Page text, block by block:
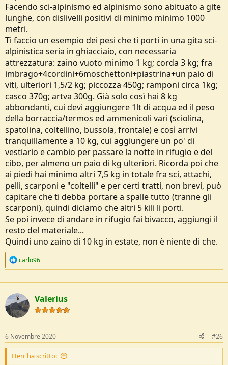
Facendo sci-alpinismo ed alpinismo sono abituato a gite
lunghe, con dislivelli positivi di minimo minimo 1000
metri.
Ti faccio un esempio dei pesi che ti porti in una gita sci-
alpinistica seria in ghiacciaio, con necessaria
attrezzatura: zaino vuoto minimo 1 kg; corda 3 kg; fra
imbrago+4cordini+6moschettoni+piastrina+un paio di
viti, ulteriori 1,5/2 kg; piccozza 450g; ramponi circa 1kg;
casco 370g; artva 300g. Già solo così hai 8 kg
abbondanti, cui devi aggiungere 1lt di acqua ed il peso
della borraccia/termos ed ammenicoli vari (sciolina,
spatolina, coltellino, bussola, frontale) e così arrivi
tranquillamente a 10 kg, cui aggiungere un po' di
vestiario e cambio per passare la notte in rifugio e del
cibo, per almeno un paio di kg ulteriori. Ricorda poi che
ai piedi hai minimo altri 7,5 kg in totale fra sci, attachi,
pelli, scarponi e "coltelli" e per certi tratti, non brevi, può
capitare che ti debba portare a spalle tutto (tranne gli
scarponi), quindi diciamo che altri 5 kili li porti.
Se poi invece di andare in rifugio fai bivacco, aggiungi il
resto del materiale...
Quindi uno zaino di 10 kg in estate, non è niente di che.
R
c
t
i
o
n
carlo96
Valerius
6 Novembre 2020 #26
Herr ha scritto: